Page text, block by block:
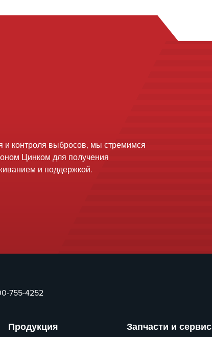
и контроля выбросов, мы стремимся
Цинком для получения
и поддержкой.
755-4252
Продукция Запчасти и сервис